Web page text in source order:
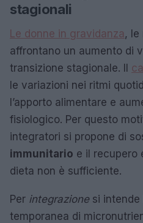
stagionali
Le donne in gravidanza, le
affrontano un aumento di
transizione stagionale. Il
le variazioni nei ritmi
l’apporto alimentare e
fisiologico. Per questo
integratori si propone di
immunitario e il recupero
dieta non è sufficiente.
Per integrazionesi intende
temporanea di